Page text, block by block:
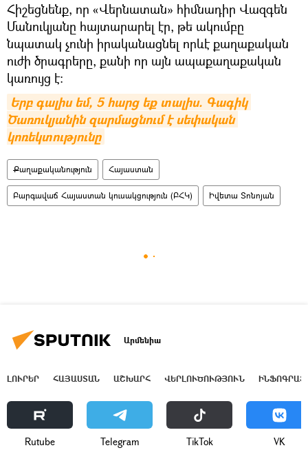
Հիշեցնենք, որ «Վերնատան» հիմնադիր Վազգեն
Մանուկյանը հայտարարել էր, թե ակումբը
նպատակ չունի իրականացնել որևէ քաղաքական
ուժի ծրագրերը, քանի որ այն ապաքաղաքական
կառույց է:
Երբ գալիս եմ, 5 հարց եք տալիս. Գագիկ
Ծառուկյանին զարմացնում է սեփական
կոռեկտությունը
Քաղաքականություն Հայաստան
Բարգավաճ Հայաստան կուսակցություն (ԲՀԿ) Իվետա Տոնոյան
Արմենիա
ԼՈՒՐԵՐ ՀԱՅԱՍՏԱՆ ԱՇԽԱՐՀ ՎԵՐԼՈՒԾՈՒԹՅՈՒՆ
Rutube Telegram ТikТоk VK